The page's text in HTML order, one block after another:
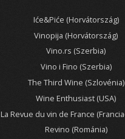
Iće&Piće (Horvátország)
Vinopija (Horvátország)
Vino.rs (Szerbia)
Vino i Fino (Szerbia)
The Third Wine (Szlovénia)
Wine Enthusiast (USA)
La Revue du vin de France
Revino (Románia)